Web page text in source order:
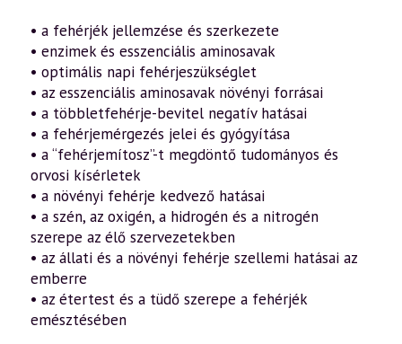
• a fehérjék jellemzése és szerkezete
• enzimek és esszenciális aminosavak
• optimális napi fehérjeszükséglet
• az esszenciális aminosavak növényi forrásai
• a többletfehérje-bevitel negatív hatásai
• a fehérjemérgezés jelei és gyógyítása
• a “fehérjemítosz”-t megdöntő tudományos és
orvosi kísérletek
• a növényi fehérje kedvező hatásai
• a szén, az oxigén, a hidrogén és a nitrogén
szerepe az élő szervezetekben
• az állati és a növényi fehérje szellemi hatásai az
emberre
• az étertest és a tüdő szerepe a fehérjék
emésztésében